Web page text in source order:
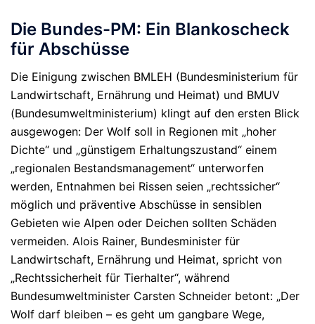
Die Bundes-PM: Ein Blankoscheck
für Abschüsse
Die Einigung zwischen BMLEH (Bundesministerium für
Landwirtschaft, Ernährung und Heimat) und BMUV
(Bundesumweltministerium) klingt auf den ersten Blick
ausgewogen: Der Wolf soll in Regionen mit „hoher
Dichte“ und „günstigem Erhaltungszustand“ einem
„regionalen Bestandsmanagement“ unterworfen
werden, Entnahmen bei Rissen seien „rechtssicher“
möglich und präventive Abschüsse in sensiblen
Gebieten wie Alpen oder Deichen sollten Schäden
vermeiden. Alois Rainer, Bundesminister für
Landwirtschaft, Ernährung und Heimat, spricht von
„Rechtssicherheit für Tierhalter“, während
Bundesumweltminister Carsten Schneider betont: „Der
Wolf darf bleiben – es geht um gangbare Wege,